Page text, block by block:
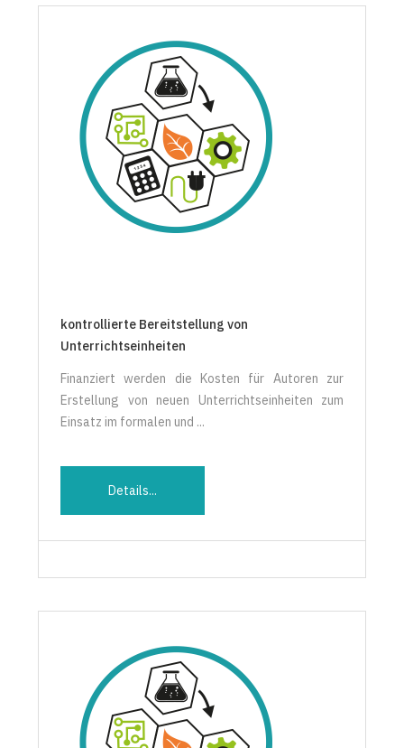
kontrollierte Bereitstellung von
Unterrichtseinheiten
Finanziert werden die Kosten für Autoren zur
Erstellung von neuen Unterrichtseinheiten zum
Einsatz im formalen und ...
Details...